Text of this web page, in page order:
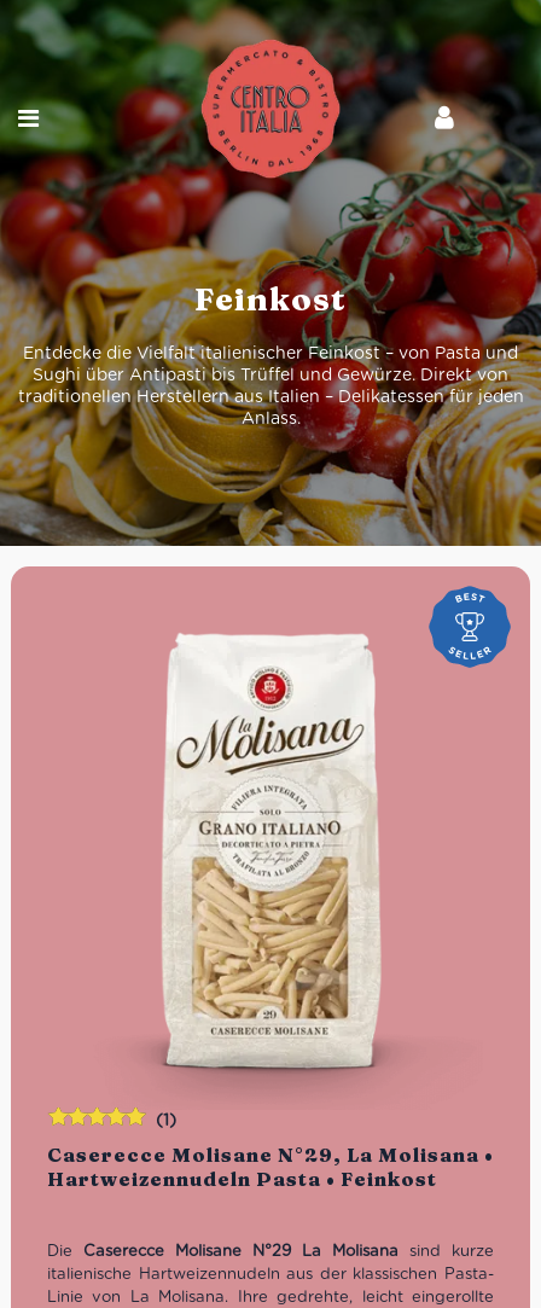
Feinkost
Entdecke die Vielfalt italienischer Feinkost – von Pasta und
Sughi über Antipasti bis Trüffel und Gewürze. Direkt von
traditionellen Herstellern aus Italien – Delikatessen für jeden
Anlass.
Caserecce Molisane N°29, La Molisana •
Hartweizennudeln Pasta • Feinkost
(1)
Die Caserecce Molisane N°29 La Molisana sind kurze
italienische Hartweizennudeln aus der klassischen Pasta-
Linie von La Molisana. Ihre gedrehte, leicht eingerollte
mit5.00 von
5